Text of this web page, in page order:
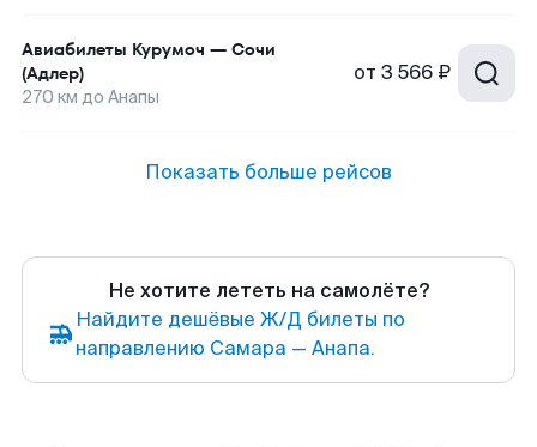
Авиабилеты Курумоч — Сочи
(Адлер)
270 км до Анапы
от 3 566 ₽
Показать больше рейсов
Не хотите лететь на самолёте?
Найдите дешёвые Ж/Д билеты по
направлению Самара — Анапа.